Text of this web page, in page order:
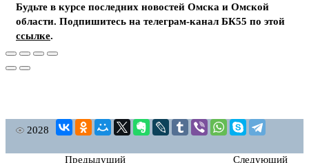
Будьте в курсе последних новостей Омска и Омской
области. Подпишитесь на телеграм-канал БК55 по этой
ссылке.
2028
Предыдущий
Следующий